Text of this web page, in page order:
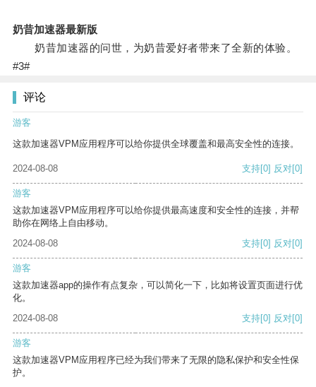
奶昔加速器最新版
奶昔加速器的问世，为奶昔爱好者带来了全新的体验。
#3#
评论
游客
这款加速器VPM应用程序可以给你提供全球覆盖和最高安全性的连接。
2024-08-08 支持[0] 反对[0]
游客
这款加速器VPM应用程序可以给你提供最高速度和安全性的连接，并帮
助你在网络上自由移动。
2024-08-08
支持[0] 反对[0]
游客
这款加速器app的操作有点复杂，可以简化一下，比如将设置页面进行优
化。
2024-08-08
支持[0] 反对[0]
游客
这款加速器VPM应用程序已经为我们带来了无限的隐私保护和安全性保
护。